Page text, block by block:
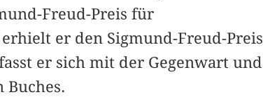
Freud-Preis für
er den Sigmund-Freud-Preis
er sich mit der Gegenwart und
Buches.